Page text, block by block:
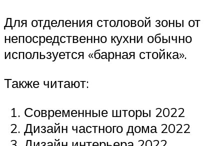
Для отделения столовой зоны от
непосредственно кухни обычно
используется «барная стойка».
Также читают:
Современные шторы 2022
Дизайн частного дома 2022